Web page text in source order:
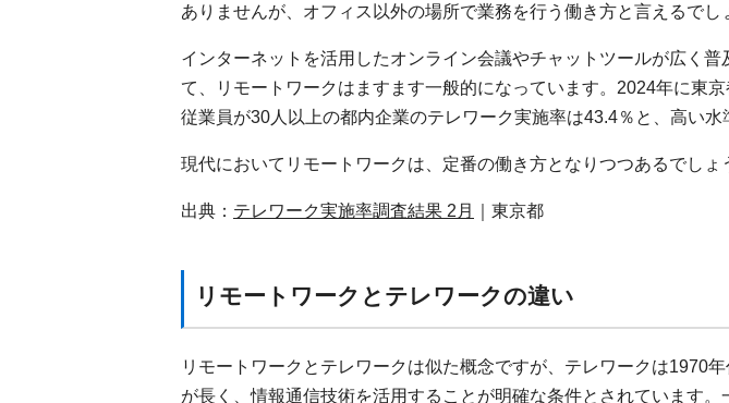
ありませんが、オフィス以外の場所で業務を行う働き方と言えるでし
インターネットを活用したオンライン会議やチャットツールが広く普
て、リモートワークはますます一般的になっています。2024年に東京
従業員が30人以上の都内企業のテレワーク実施率は43.4％と、高い水
現代においてリモートワークは、定番の働き方となりつつあるでしょ
出典： テレワーク実施率調査結果 2月 ｜東京都
リモートワークとテレワークの違い
リモートワークとテレワークは似た概念ですが、テレワークは1970
が長く、情報通信技術を活用することが明確な条件とされています。